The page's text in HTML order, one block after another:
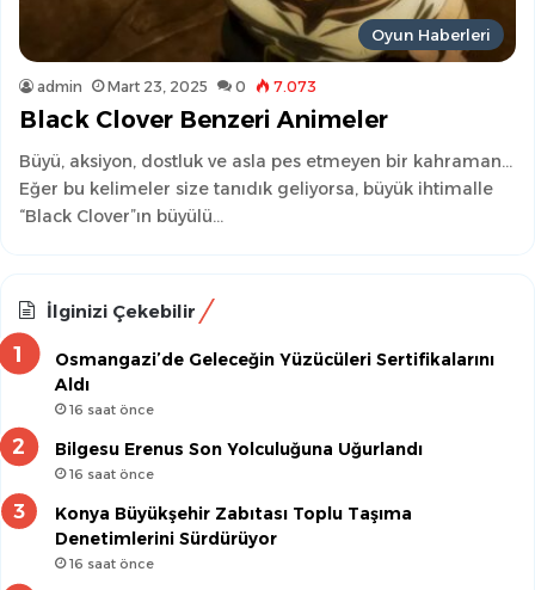
Oyun Haberleri
admin Mart 23, 2025 0 7.073
Black Clover Benzeri Animeler
Büyü, aksiyon, dostluk ve asla pes etmeyen bir kahraman…
Eğer bu kelimeler size tanıdık geliyorsa, büyük ihtimalle
“Black Clover”ın büyülü…
İlginizi Çekebilir
Osmangazi’de Geleceğin Yüzücüleri Sertifikalarını
Aldı
16 saat önce
Bilgesu Erenus Son Yolculuğuna Uğurlandı
16 saat önce
Konya Büyükşehir Zabıtası Toplu Taşıma
Denetimlerini Sürdürüyor
16 saat önce